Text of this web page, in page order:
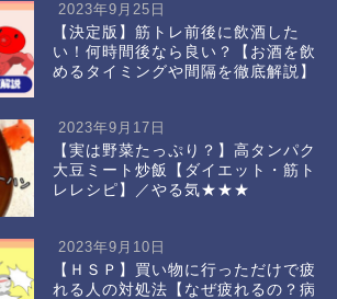
2023年9月25日
【決定版】筋トレ前後に飲酒した
い！何時間後なら良い？【お酒を飲
めるタイミングや間隔を徹底解説】
2023年9月17日
【実は野菜たっぷり？】高タンパク
大豆ミート炒飯【ダイエット・筋ト
レレシピ】／やる気★★★
2023年9月10日
【ＨＳＰ】買い物に行っただけで疲
れる人の対処法【なぜ疲れるの？病